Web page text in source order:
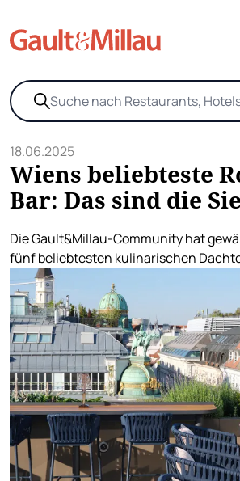
18.06.2025
Wiens beliebteste
Bar: Das sind die
Die Gault&Millau-Community hat
fünf beliebtesten kulinarischen